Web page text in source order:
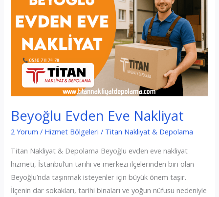
Beyoğlu Evden Eve Nakliyat
2 Yorum / Hizmet Bölgeleri / Titan Nakliyat & Depolama
Titan Nakliyat & Depolama Beyoğlu evden eve nakliyat
hizmeti, İstanbul’un tarihi ve merkezi ilçelerinden biri olan
Beyoğlu’nda taşınmak isteyenler için büyük önem taşır.
İlçenin dar sokakları, tarihi binaları ve yoğun nüfusu nedeniyle